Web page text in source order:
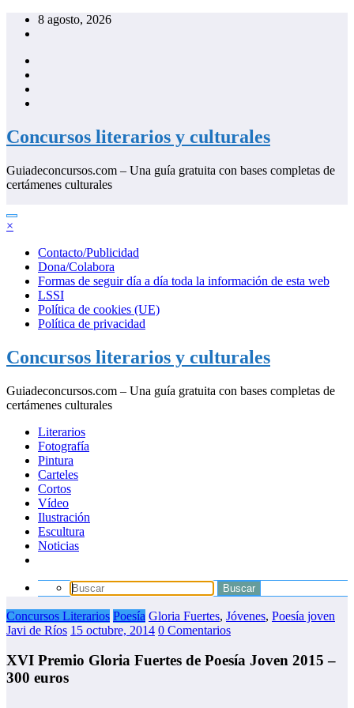
Saltar
8 agosto, 2026
Concursos literarios y culturales
Guiadeconcursos.com – Una guía gratuita con bases completas de
certámenes culturales
×
Contacto/Publicidad
Dona/Colabora
Formas de seguir día a día toda la información de esta web
LSSI
Política de cookies (UE)
Política de privacidad
Concursos literarios y culturales
Guiadeconcursos.com – Una guía gratuita con bases completas de
certámenes culturales
Literarios
Fotografía
Pintura
Carteles
Cortos
Vídeo
Ilustración
Escultura
Noticias
Concursos Literarios Poesía Gloria Fuertes, Jóvenes, Poesía joven
Javi de Ríos 15 octubre, 2014 0 Comentarios
XVI Premio Gloria Fuertes de Poesía Joven 2015 –
300 euros